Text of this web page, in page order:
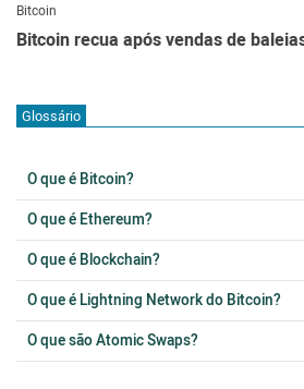
Bitcoin
Bitcoin recua após vendas de
Glossário
O que é Bitcoin?
O que é Ethereum?
O que é Blockchain?
O que é Lightning Network do Bitcoin?
O que são Atomic Swaps?